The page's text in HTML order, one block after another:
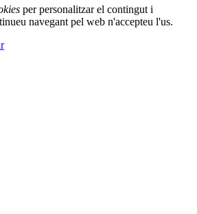
per personalitzar el contingut i
navegant pel web n'accepteu l'us.